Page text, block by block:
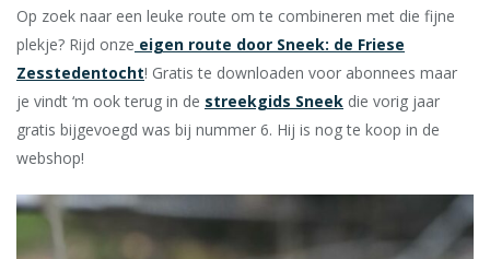
Op zoek naar een leuke route om te combineren met die fijne
plekje? Rijd onze eigen route door Sneek: de Friese
Zesstedentocht! Gratis te downloaden voor abonnees maar
je vindt ‘m ook terug in de streekgids Sneek die vorig jaar
gratis bijgevoegd was bij nummer 6. Hij is nog te koop in de
webshop!